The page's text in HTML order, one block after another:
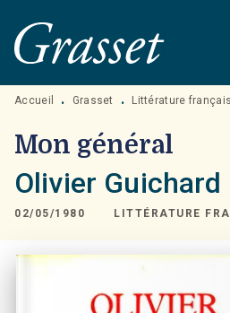
MENU RECHERCHE
PIED DE PAGE
Accueil • Grasset • Littérature
Mon général
Olivier Guichard
02/05/1980 LITTÉRATURE